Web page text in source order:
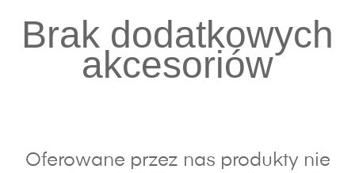
Brak dodatkowych
akcesoriów
Oferowane przez nas produkty nie